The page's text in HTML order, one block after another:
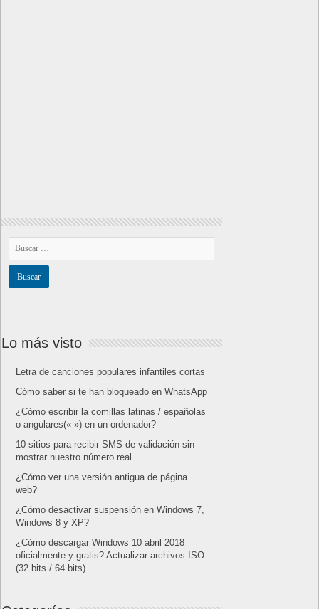
Lo más visto
Letra de canciones populares infantiles cortas
Cómo saber si te han bloqueado en WhatsApp
¿Cómo escribir la comillas latinas / españolas
o angulares(« ») en un ordenador?
10 sitios para recibir SMS de validación sin
mostrar nuestro número real
¿Cómo ver una versión antigua de página
web?
¿Cómo desactivar suspensión en Windows 7,
Windows 8 y XP?
¿Cómo descargar Windows 10 abril 2018
oficialmente y gratis? Actualizar archivos ISO
(32 bits / 64 bits)